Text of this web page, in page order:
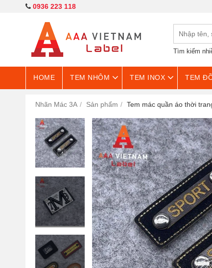
0936 223 118
Tìm kiếm
HOME TEM NHÔM TEM INOX TEM
Nhãn Mác 3A Sản phẩm Tem mác quần áo thời